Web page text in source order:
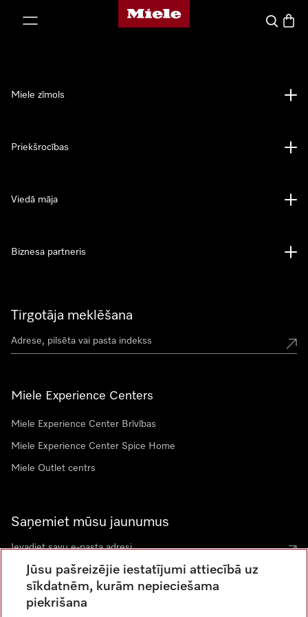
Miele mājas lapa
Tirgotāja meklēšana
Miele Experience Centers
Miele Experience Center Brīvības
Miele Experience Center Spice Home
Miele Outlet centrs
Saņemiet mūsu jaunumus
Miele zīmols
Priekšrocības
Viedā māja
Biznesa partneris
Jūsu pašreizējie iestatījumi attiecībā uz
sīkdatnēm, kurām nepieciešama
piekrišana